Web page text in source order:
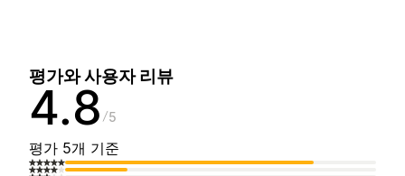
평가와 사용자 리뷰
4.8 5
평가 5개 기준